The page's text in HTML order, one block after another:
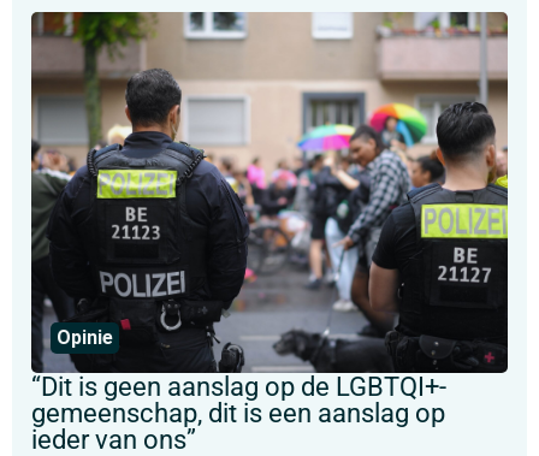
Opinie
“Dit is geen aanslag op de LGBTQI+-
gemeenschap, dit is een aanslag op
ieder van ons”